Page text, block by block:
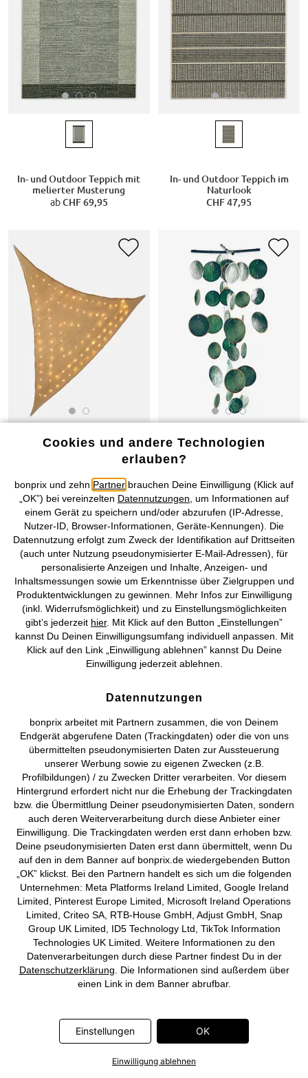
In- und Outdoor Teppich mit
melierter Musterung
abCHF 69,95
In- und Outdoor Teppich im
Naturlook
CHF 47,95
Solar Sonnensegel
CHF 57,95
Boltze Windspiel mit
Capizmuscheln
CHF 24,95
SEHR BELIEBT
In- und Outdoor Läufer mit
dezenten Streifen
abCHF 39,95
In- und Outdoor Teppich mit
rundem Motiv
abCHF 32,95
Cookies und andere Technologien
erlauben?
bonprix und zehn Partner brauchen Deine Einwilligung (Klick auf
„OK”) bei vereinzelten Datennutzungen , um Informationen auf
einem Gerät zu speichern und/oder abzurufen (IP-Adresse,
Nutzer-ID, Browser-Informationen, Geräte-Kennungen). Die
Datennutzung erfolgt zum Zweck der Identifikation auf Drittseiten
(auch unter Nutzung pseudonymisierter E-Mail-Adressen), für
personalisierte Anzeigen und Inhalte, Anzeigen- und
Inhaltsmessungen sowie um Erkenntnisse über Zielgruppen und
Produktentwicklungen zu gewinnen. Mehr Infos zur Einwilligung
(inkl. Widerrufsmöglichkeit) und zu Einstellungsmöglichkeiten
gibt’s jederzeit hier. Mit Klick auf den Button „Einstellungen”
kannst Du Deinen Einwilligungsumfang individuell anpassen. Mit
Klick auf den Link „Einwilligung ablehnen” kannst Du Deine
Einwilligung jederzeit ablehnen.
Datennutzungen
bonprix arbeitet mit Partnern zusammen, die von Deinem
Endgerät abgerufene Daten (Trackingdaten) oder die von uns
übermittelten pseudonymisierten Daten zur Aussteuerung
unserer Werbung sowie zu eigenen Zwecken (z.B.
Profilbildungen) / zu Zwecken Dritter verarbeiten. Vor diesem
Hintergrund erfordert nicht nur die Erhebung der Trackingdaten
bzw. die Übermittlung Deiner pseudonymisierten Daten, sondern
auch deren Weiterverarbeitung durch diese Anbieter einer
Einwilligung. Die Trackingdaten werden erst dann erhoben bzw.
Deine pseudonymisierten Daten erst dann übermittelt, wenn Du
auf den in dem Banner auf bonprix.de wiedergebenden Button
„OK” klickst. Bei den Partnern handelt es sich um die folgenden
Unternehmen: Meta Platforms Ireland Limited, Google Ireland
Limited, Pinterest Europe Limited, Microsoft Ireland Operations
Limited, Criteo SA, RTB-House GmbH, Adjust GmbH, Snap
Group UK Limited, ID5 Technology Ltd, TikTok Information
Technologies UK Limited. Weitere Informationen zu den
Datenverarbeitungen durch diese Partner findest Du in der
Datenschutzerklärung . Die Informationen sind außerdem über
einen Link in dem Banner abrufbar.
Einstellungen OK
Einwilligung ablehnen